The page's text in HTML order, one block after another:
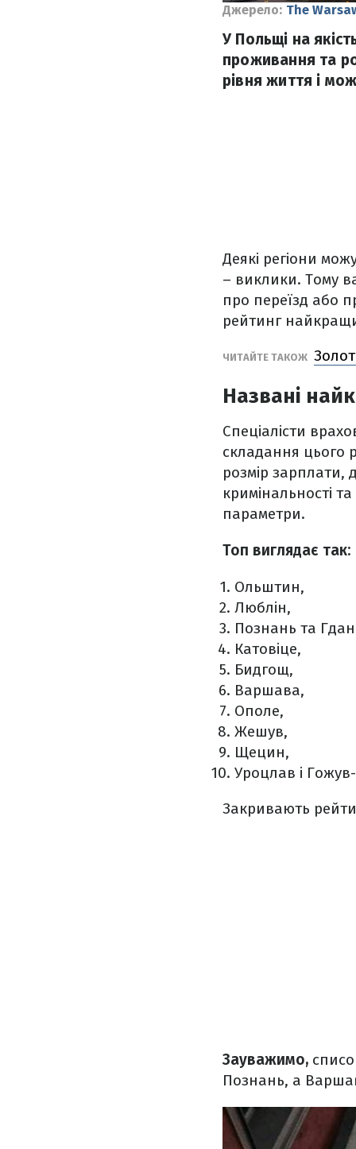
Джерело: The
У Польщі на
проживання та
рівня життя і
Деякі регіони
– виклики. Тому
про переїзд або
рейтинг
ЧИТАЙТЕ ТАКОЖ
Названі
Спеціалісти
складання цього
розмір зарплати,
кримінальності
параметри.
Топ виглядає так:
Ольштин,
Люблін,
Познань та
Катовіце,
Бидгощ,
​​Варшава,
​​Ополе,
​​Жешув,
​​Щецин,
​Уроцлав і
Закривають
Зауважимо,
Познань, а